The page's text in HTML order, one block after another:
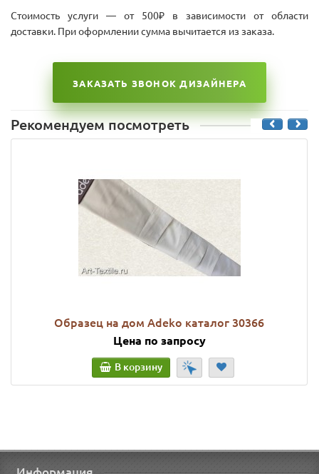
Стоимость услуги — от 500₽ в зависимости от области
доставки. При оформлении сумма вычитается из заказа.
ЗАКАЗАТЬ ЗВОНОК ДИЗАЙНЕРА
Рекомендуем посмотреть
Образец на дом Adeko каталог 30366
Цена по запросу
В корзину